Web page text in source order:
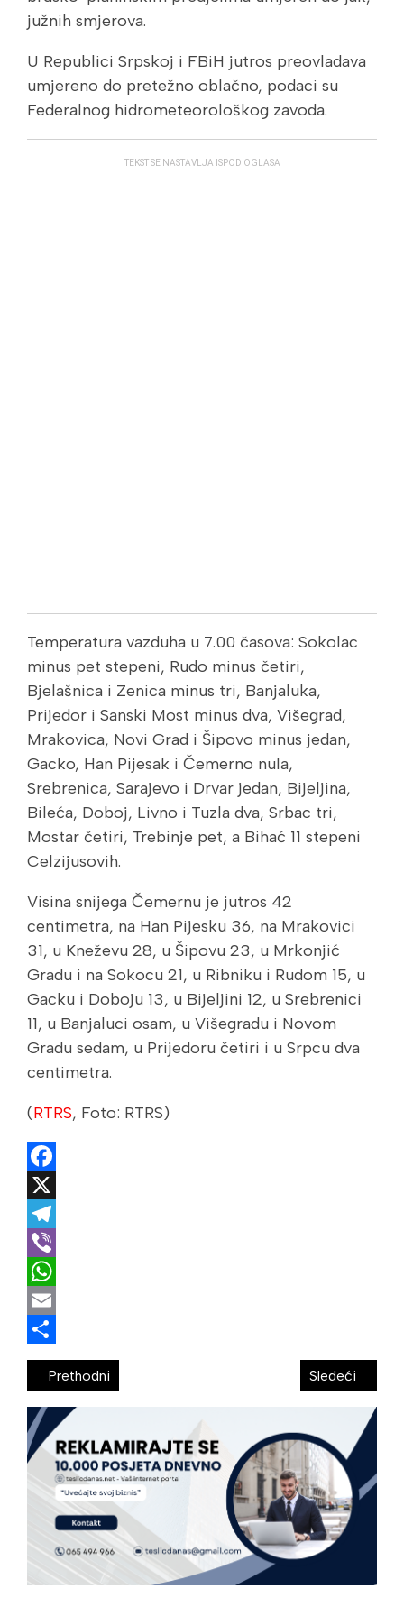
južnih smjerova.
U Republici Srpskoj i FBiH jutros preovladava
umjereno do pretežno oblačno, podaci su
Federalnog hidrometeorološkog zavoda.
TEKST SE NASTAVLJA ISPOD OGLASA
Temperatura vazduha u 7.00 časova: Sokolac
minus pet stepeni, Rudo minus četiri,
Bjelašnica i Zenica minus tri, Banjaluka,
Prijedor i Sanski Most minus dva, Višegrad,
Mrakovica, Novi Grad i Šipovo minus jedan,
Gacko, Han Pijesak i Čemerno nula,
Srebrenica, Sarajevo i Drvar jedan, Bijeljina,
Bileća, Doboj, Livno i Tuzla dva, Srbac tri,
Mostar četiri, Trebinje pet, a Bihać 11 stepeni
Celzijusovih.
Visina snijega Čemernu je jutros 42
centimetra, na Han Pijesku 36, na Mrakovici
31, u Kneževu 28, u Šipovu 23, u Mrkonjić
Gradu i na Sokocu 21, u Ribniku i Rudom 15, u
Gacku i Doboju 13, u Bijeljini 12, u Srebrenici
11, u Banjaluci osam, u Višegradu i Novom
Gradu sedam, u Prijedoru četiri i u Srpcu dva
centimetra.
(RTRS, Foto: RTRS)
Facebook
X
Telegram
Viber
WhatsApp
Email
Share
Prethodni Sledeći